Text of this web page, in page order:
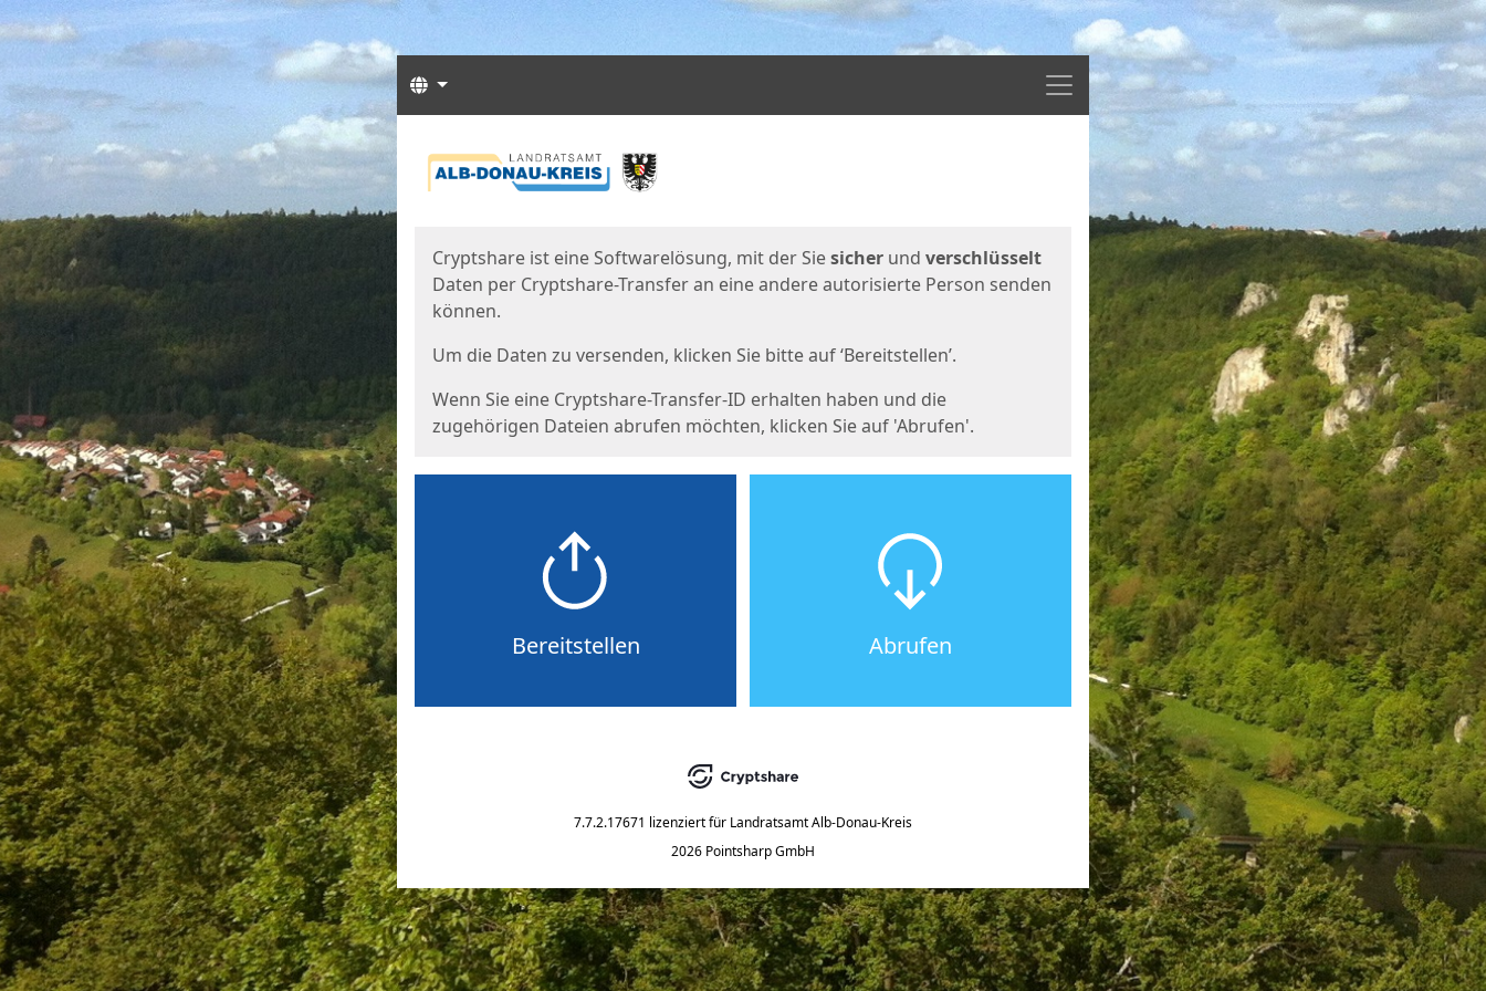
Menü
Sprachen
Cryptshare ist eine Softwarelösung, mit der Siesicher und verschlüsselt
Daten per Cryptshare-Transfer an eine andere autorisierte Person senden
können.
Um die Daten zu versenden, klicken Sie bitte auf ‘Bereitstellen’.
Wenn Sie eine Cryptshare-Transfer-ID erhalten haben und die
zugehörigen Dateien abrufen möchten, klicken Sie auf 'Abrufen'.
Bereitstellen Abrufen
7.7.2.17671 lizenziert für Landratsamt Alb-Donau-Kreis
2026 Pointsharp GmbH